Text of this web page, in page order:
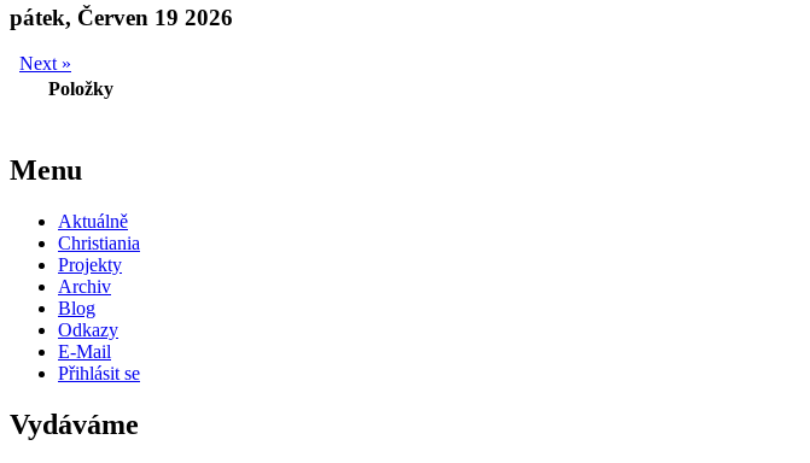
pátek, Červen 19 2026
Next »
Položky
Menu
Aktuálně
Christiania
Projekty
Archiv
Blog
Odkazy
E-Mail
Přihlásit se
Vydáváme